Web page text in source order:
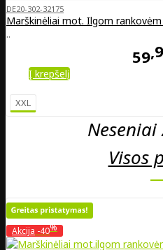
DE20-302-32175
Marškinėliai mot. Ilgom
..
59
Į krepšelį
XXL
Visos
Akcija -40%